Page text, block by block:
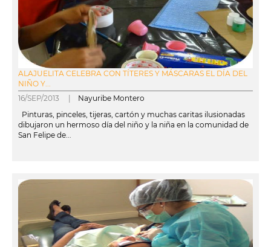
ALAJUELITA CELEBRA CON TÍTERES Y MÁSCARAS EL DÍA DEL
NIÑO Y...
16/SEP/2013 | Nayuribe Montero
Pinturas, pinceles, tijeras, cartón y muchas caritas ilusionadas
dibujaron un hermoso día del niño y la niña en la comunidad de
San Felipe de...